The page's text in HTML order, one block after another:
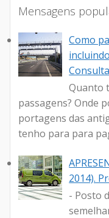
Mensagens
Como
Quanto
passagens? Onde
portagens das
tenho para para
2014).
- Posto